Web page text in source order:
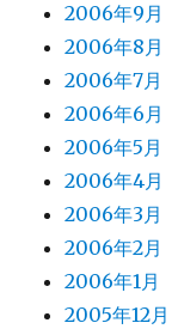
2006年9月
2006年8月
2006年7月
2006年6月
2006年5月
2006年4月
2006年3月
2006年2月
2006年1月
2005年12月